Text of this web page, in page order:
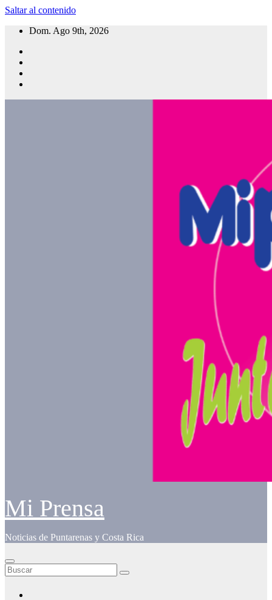
Saltar al contenido
Dom. Ago 9th, 2026
Mi Prensa
Noticias de Puntarenas y Costa Rica